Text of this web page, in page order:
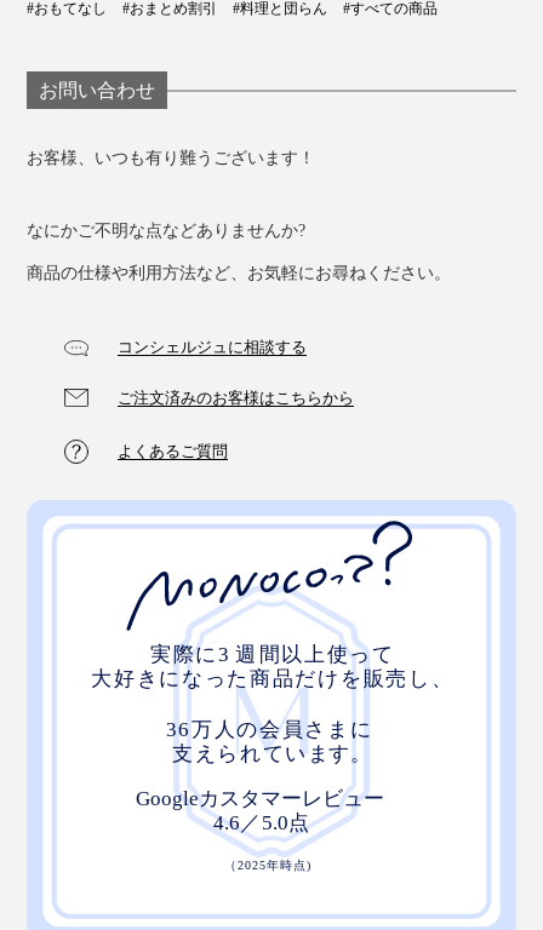
フトジンも余すことなく味わって、贅沢な時間を過ごし
#おもてなし #おまとめ割引 #料理と団らん #すべての商品
お問い合わせ
お客様、いつも有り難うございます！
なにかご不明な点などありませんか?
商品の仕様や利用方法など、お気軽にお尋ねください。
コンシェルジュに相談する
ご注文済みのお客様はこちらから
よくあるご質問